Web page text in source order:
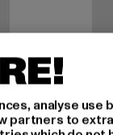
analyse use
partners to